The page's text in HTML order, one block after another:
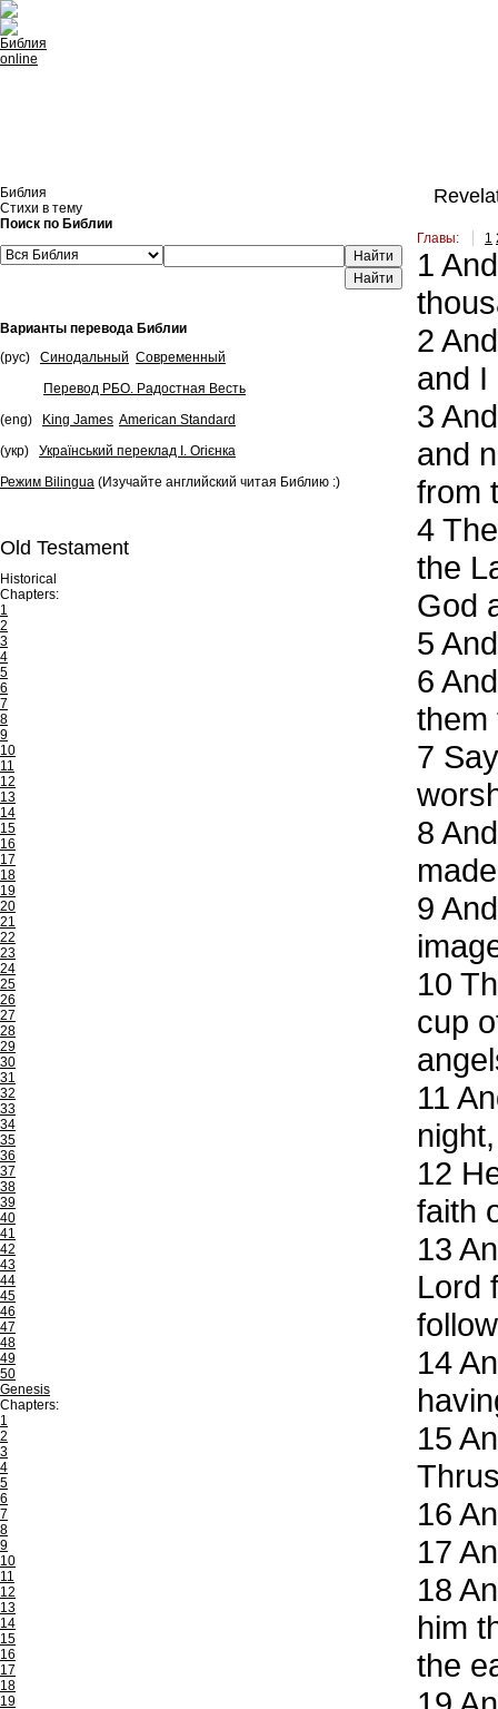
Библия
Стихи в тему
Поиск по Библии
Найти
Варианты перевода Библии
(рус)
Синодальный Современный
Перевод РБО. Радостная Весть
(eng)
King James American Standard
(укр)
Український переклад І. Огієнка
Режим Bilingua (Изучайте английский читая Библию :)
Old Testament
Historical
Chapters:
1
2
3
4
5
6
7
8
9
10
11
12
13
14
15
16
17
18
19
20
21
22
23
24
25
26
27
28
29
30
31
32
33
34
35
36
37
38
39
40
41
42
43
44
45
46
47
48
49
50
Genesis
Chapters:
1
2
3
4
5
6
7
8
9
10
11
12
13
14
15
16
17
18
19
Главы: 1
1
2
and I
3
and
from
4
the
God
5
6
them
7
8
9
10
cup
11
12
faith
13
Lord
14
15
16
17
18
him
the